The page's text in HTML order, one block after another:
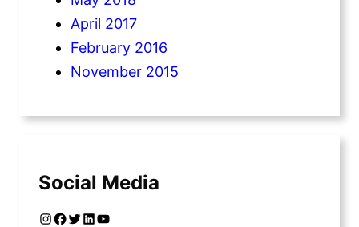
April 2017
February 2016
November 2015
Social Media
InstagramFacebook Twitter LinkedIn YouTube